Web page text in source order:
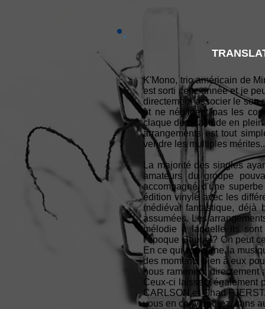
K'Mono, trio américain de
est sorti cette année et je
directement associer le son
et ne négligent pas les
claque de béatitude en
arrangements est tout
vendre les multiples
La majorité des singles
amateurs du groupe
accompagné d'une
édition vinyle avec les
médiéval fantastique, déjà
assumées. Les
mélodie à laquelle ils sont
l'époque Gabriel? On peut
En ce qui concerne la
des moments bien à eux
nous ramènent
Ceux-ci laissent également
CARLSON et Chad
vous en conviendrez, sans